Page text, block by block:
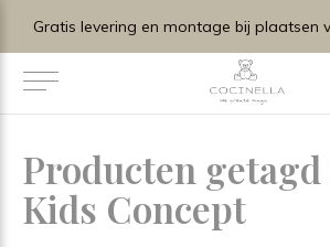
Producten
Kids Concept